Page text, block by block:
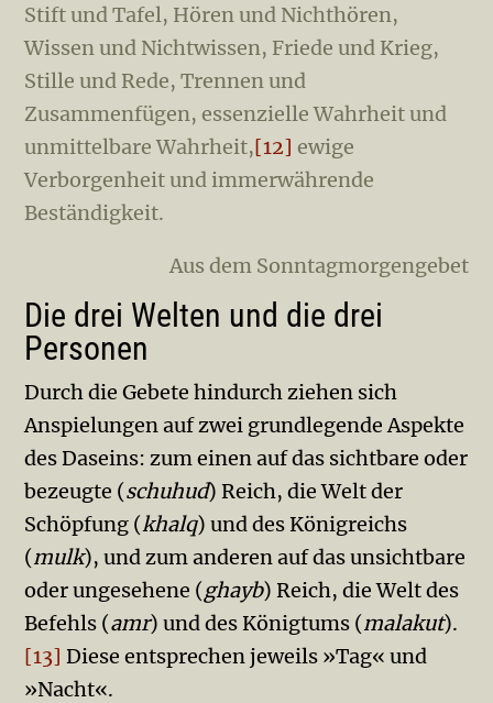
Stift und Tafel, Hören und Nichthören,
Wissen und Nichtwissen, Friede und Krieg,
Stille und Rede, Trennen und
Zusammenfügen, essenzielle Wahrheit und
unmittelbare Wahrheit,[12] ewige
Verborgenheit und immerwährende
Beständigkeit.
Aus dem Sonntagmorgengebet
Die drei Welten und die drei
Personen
Durch die Gebete hindurch ziehen sich
Anspielungen auf zwei grundlegende Aspekte
des Daseins: zum einen auf das sichtbare oder
bezeugte (schuhud) Reich, die Welt der
Schöpfung (khalq) und des Königreichs
(mulk), und zum anderen auf das unsichtbare
oder ungesehene (ghayb) Reich, die Welt des
Befehls (amr) und des Königtums (malakut).
[13] Diese entsprechen jeweils »Tag« und
»Nacht«.